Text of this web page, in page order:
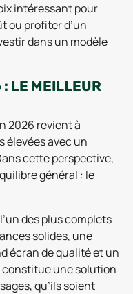
intéressant pour
ou profiter d’un
dans un modèle
LE MEILLEUR
2026 revient à
avec un
cette perspective,
général : le
des plus complets
solides, une
écran de qualité et un
une solution
qu’ils soient